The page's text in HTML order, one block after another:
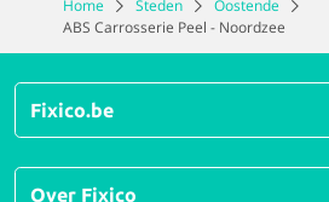
M Mercedes-benz
Home Steden
Oostende
ABS Carrosserie Peel - Noordzee
Fixico.be
Alle herstellingen
Over Fixico